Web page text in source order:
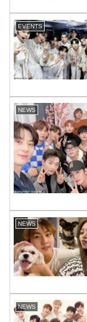
EVENTS
NEWS
NEWS
NEWS